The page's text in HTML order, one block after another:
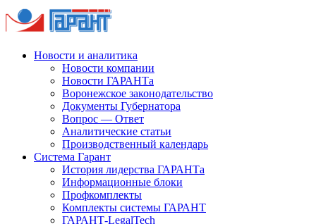
Новости и аналитика
Новости компании
Новости ГАРАНТа
Воронежское законодательство
Документы Губернатора
Вопрос — Ответ
Аналитические статьи
Производственный календарь
Система Гарант
История лидерства ГАРАНТа
Информационные блоки
Профкомплекты
Комплекты системы ГАРАНТ
ГАРАНТ-LegalTech